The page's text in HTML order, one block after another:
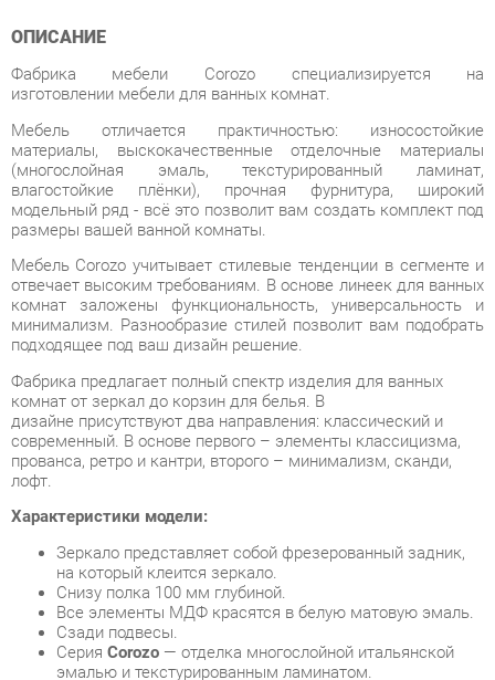
изготовлении мебели для ванных комнат.
Мебель отличается практичностью: износостойкие
материалы, выскокачественные отделочные материалы
(многослойная эмаль, текстурированный ламинат,
влагостойкие плёнки), прочная фурнитура, широкий
модельный ряд - всё это позволит вам создать комплект под
размеры вашей ванной комнаты.
Мебель Corozo учитывает стилевые тенденции в сегменте и
отвечает высоким требованиям. В основе линеек для ванных
комнат заложены функциональность, универсальность и
минимализм. Разнообразие стилей позволит вам подобрать
подходящее под ваш дизайн решение.
Фабрика предлагает полный спектр изделия для ванных
комнат от зеркал до корзин для белья. В
дизайне присутствуют два направления: классический и
прованса, ретро и кантри, второго – минимализм, сканди,
лофт.
Характеристики модели:
Зеркало представляет собой фрезерованный задник,
Снизу полка 100 мм глубиной.
Все элементы МДФ красятся в белую матовую эмаль.
Сзади подвесы.
Серия Corozo— отделка многослойной итальянской
эмалью и текстурированным ламинатом.
Проработанность моделей для создания стиля и
дизайнерского оформления ванной комнаты.
Условия покупки